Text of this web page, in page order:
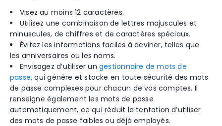
Visez au moins 12 caractères.
Utilisez une combinaison de lettres majuscules et
minuscules, de chiffres et de caractères spéciaux.
Évitez les informations faciles à deviner, telles que
les anniversaires ou les noms.
Envisagez d’utiliser ungestionnaire de mots de
passe, qui génère et stocke en toute sécurité des mots
de passe complexes pour chacun de vos comptes. Il
renseigne également les mots de passe
automatiquement, ce qui réduit la tentation d’utiliser
des mots de passe faibles ou déjà employés.